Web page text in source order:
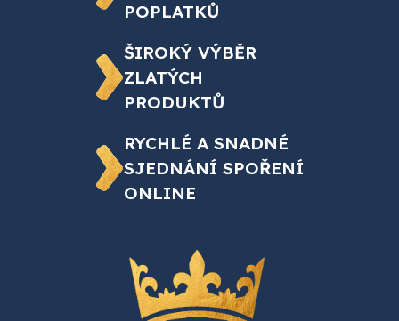
POPLATKŮ
ŠIROKÝ VÝBĚR
ZLATÝCH
PRODUKTŮ
RYCHLÉ A SNADNÉ
SJEDNÁNÍ SPOŘENÍ
ONLINE